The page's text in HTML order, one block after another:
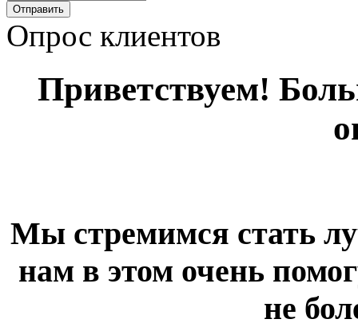
Опрос клиентов
Приветствуем!
Мы стремимся стать
нам в этом очень
не